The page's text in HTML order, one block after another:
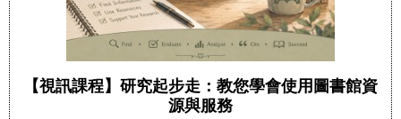
【視訊課程】研究起步走：教您學會使用圖書館資
源與服務